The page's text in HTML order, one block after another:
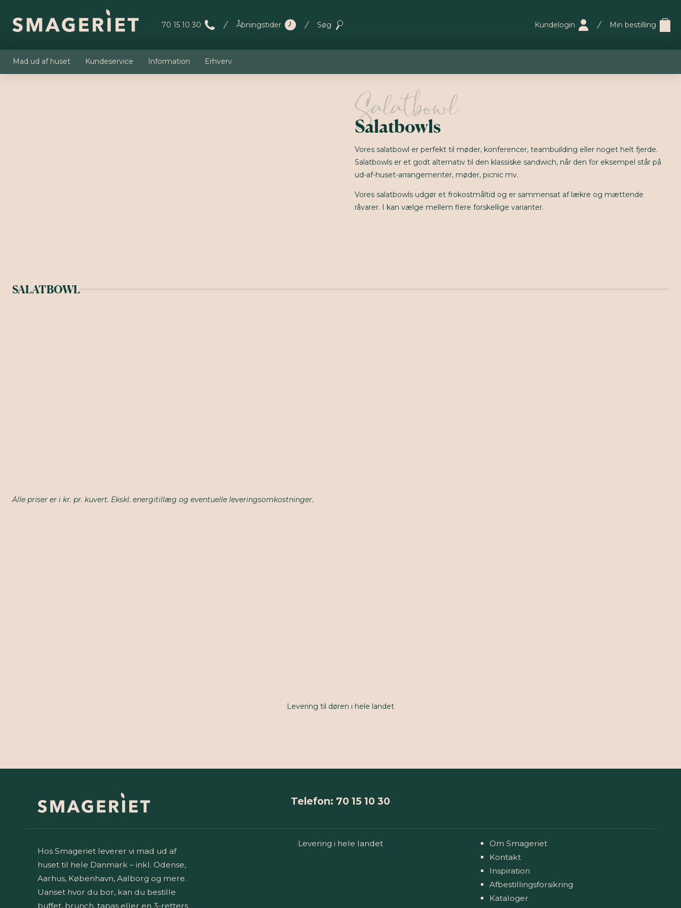
70 15 10 30 Åbningstider Søg Kundelogin Min bestilling
Mad ud af huset Kundeservice Information Erhverv
Salatbowls
Vores salatbowl er perfekt til møder, konferencer, teambuilding eller noget helt fjerde.
Salatbowls er et godt alternativ til den klassiske sandwich, når den for eksempel står på
ud-af-huset-arrangementer, møder, picnic mv.
Vores salatbowls udgør et frokostmåltid og er sammensat af lækre og mættende
råvarer. I kan vælge mellem flere forskellige varianter.
SALATBOWL
Alle priser er i kr. pr. kuvert. Ekskl. energitillæg og eventuelle leveringsomkostninger.
Levering til døren i hele landet
Telefon: 70 15 10 30
Hos Smageriet leverer vi mad ud af
huset til hele Danmark – inkl. Odense,
Aarhus, København, Aalborg og mere.
Uanset hvor du bor, kan du bestille
buffet, brunch, tapas eller en 3-retters
Levering i hele landet
Om Smageriet
Kontakt
Inspiration
Afbestillingsforsikring
Kataloger